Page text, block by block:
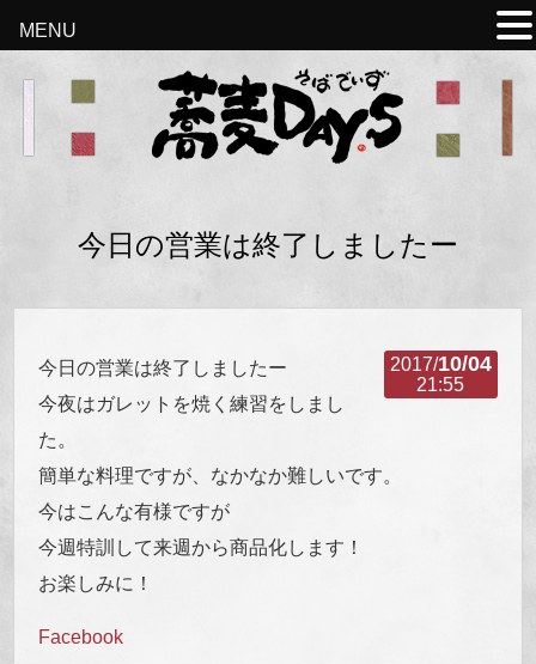
今日の営業は終了しましたー
2017/10/04
21:55
今日の営業は終了しましたー
今夜はガレットを焼く練習をしまし
た。
簡単な料理ですが、なかなか難しいです。
今はこんな有様ですが
今週特訓して来週から商品化します！
お楽しみに！
Facebook
MENU